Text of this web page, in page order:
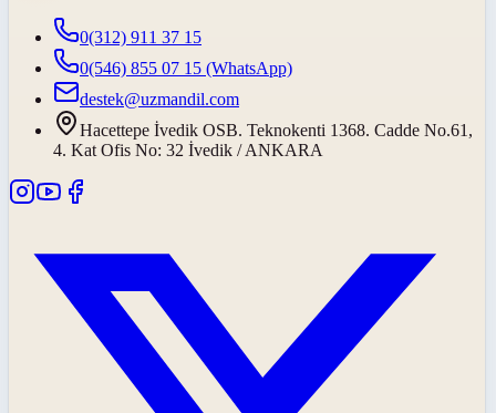
0(312) 911 37 15
0(546) 855 07 15 (WhatsApp)
destek@uzmandil.com
Hacettepe İvedik OSB. Teknokenti 1368. Cadde No.61,
4. Kat Ofis No: 32 İvedik / ANKARA